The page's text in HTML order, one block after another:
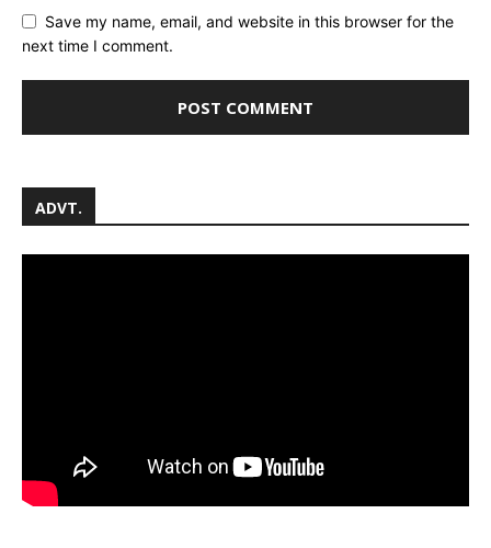
Save my name, email, and website in this browser for the
next time I comment.
ADVT.